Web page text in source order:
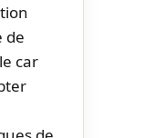
de
car